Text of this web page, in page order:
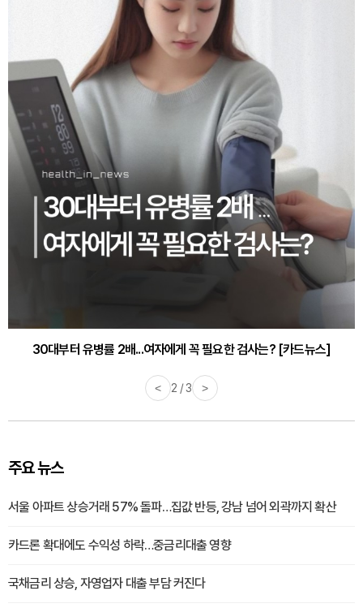
30대부터 유병률 2배...여자에게 꼭 필요한 검사는? [카드뉴스]
감기·독감 예방하고 면역력 높이는 4가지 영양제 [카드뉴스]
< 2 / 3 >
주요 뉴스
서울 아파트 상승거래 57% 돌파…집값 반등, 강남 넘어 외곽까지 확산
카드론 확대에도 수익성 하락…중금리대출 영향
국채금리 상승, 자영업자 대출 부담 커진다